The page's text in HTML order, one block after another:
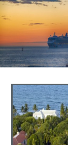
ス
キ
ッ
プ